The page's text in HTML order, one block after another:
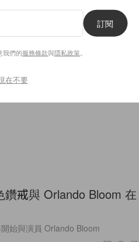
戒與 Orlando Bloom 在
始與演員 Orlando Bloom
訂閱
我們的服務條款與隱私政策
在不要